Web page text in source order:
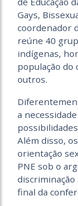
Gays,
coordenador
reúne 40
indígenas,
população
outros.
a
Além disso,
orientação
PNE sob o
final da